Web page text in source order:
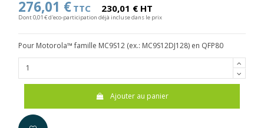
276,01 € TTC 230,01 € HT
Dont 0,01 € d'eco-participation déjà incluse dans le prix
Pour Motorola™ famille MC9S12 (ex.: MC9S12DJ128) en QFP80
Ajouter au panier